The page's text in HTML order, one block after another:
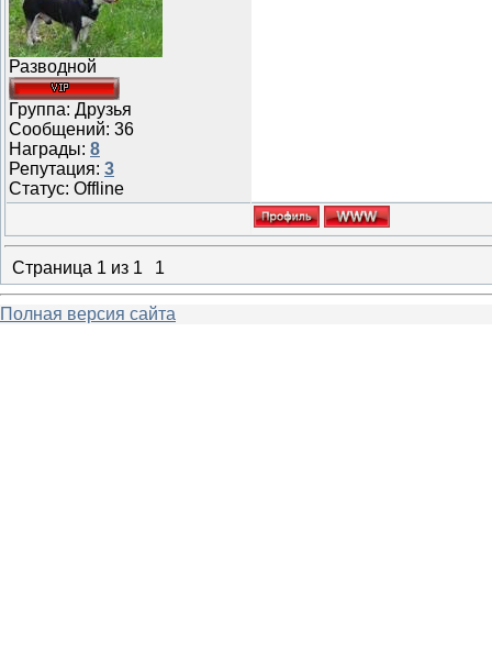
Разводной
Группа: Друзья
Сообщений: 36
Награды: 8
Репутация: 3
Статус: Offline
Страница 1 из 1 1
Полная версия сайта